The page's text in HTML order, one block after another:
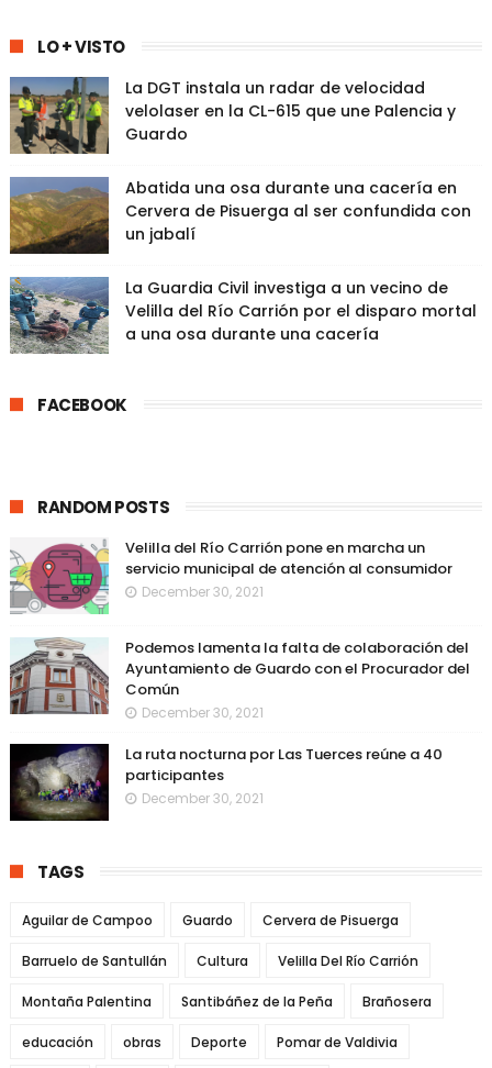
LO + VISTO
La DGT instala un radar de velocidad
velolaser en la CL-615 que une Palencia y
Guardo
Abatida una osa durante una cacería en
Cervera de Pisuerga al ser confundida con
un jabalí
La Guardia Civil investiga a un vecino de
Velilla del Río Carrión por el disparo mortal
a una osa durante una cacería
FACEBOOK
RANDOM POSTS
Velilla del Río Carrión pone en marcha un
servicio municipal de atención al consumidor
December 30, 2021
Podemos lamenta la falta de colaboración del
Ayuntamiento de Guardo con el Procurador del
Común
December 30, 2021
La ruta nocturna por Las Tuerces reúne a 40
participantes
December 30, 2021
TAGS
Aguilar de Campoo Guardo Cervera de Pisuerga
Barruelo de Santullán Cultura Velilla Del Río Carrión
Montaña Palentina Santibáñez de la Peña Brañosera
educación obras Deporte Pomar de Valdivia